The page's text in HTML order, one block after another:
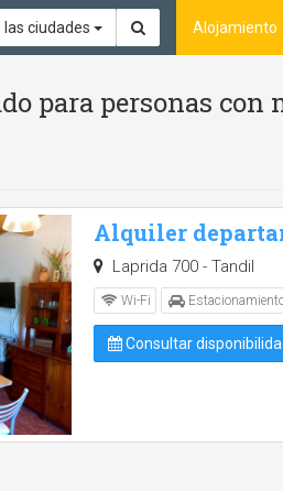
las ciudades Alojamiento
para personas
Alquiler
Laprida 700 - Tandil
Wi-Fi
Consultar